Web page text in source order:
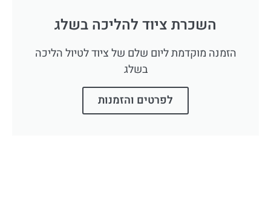
השכרת ציוד להליכה בשלג
הזמנה מוקדמת ליום שלם של ציוד לטיול הליכה
בשלג
לפרטים והזמנות